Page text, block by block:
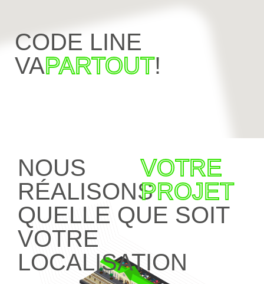
CODE LINE
VAPARTOUT!
NOUS
RÉALISONS
VOTRE
PROJET
QUELLE QUE SOIT
VOTRE
LOCALISATION